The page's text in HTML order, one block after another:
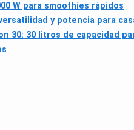
W para smoothies rápidos
y potencia para
30: 30 litros de capacidad